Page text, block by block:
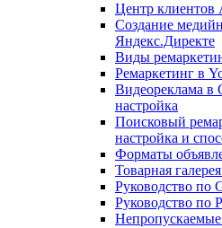
Центр клиентов
Создание
Яндекс.Директе
Виды
Ремаркетинг в
Видеореклама в
настройка
Поисковый
настройка и
Форматы
Товарная
Руководство по
Руководство по